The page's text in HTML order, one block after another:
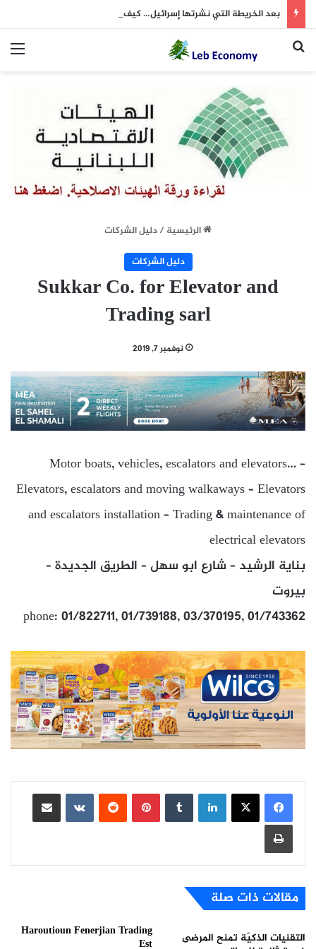
بعد الخريطة التي نشرتها إسرائيل… كيف علّق “الحزب”؟
بحث عن
الرئيسية/دليل الشركات
دليل الشركات
Sukkar Co. for Elevator and
Trading sarl
نوفمبر 7, 2019
Motor boats, vehicles, escalators and elevators… –
Elevators, escalators and moving walkaways – Elevators
and escalators installation – Trading & maintenance of
electrical elevators
بناية الرشيد – شارع ابو سهل – الطريق الجديدة –
بيروت
phone: 01/822711, 01/739188, 03/370195, 01/743362
لينكدإن بينتيريست
مشاركة عبر البريد
طباعة
مقالات ذات صلة
التقنيات الذكيّة تمنح المرضى
Haroutioun Fenerjian Trading
Est